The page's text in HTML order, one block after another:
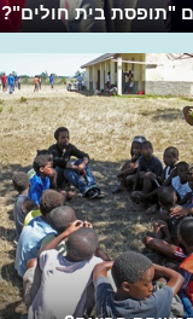
"תופסת בית חולים"?